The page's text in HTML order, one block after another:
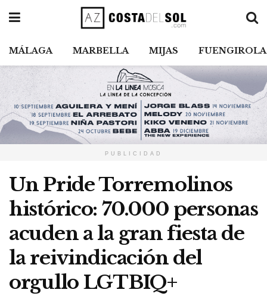
MÁLAGA MARBELLA MIJAS FUENGIROLA
PUBLICIDAD
Un Pride Torremolinos
histórico: 70.000 personas
acuden a la gran fiesta de
la reivindicación del
orgullo LGTBIQ+